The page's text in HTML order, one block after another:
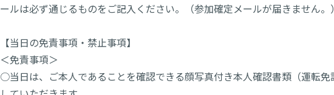
ールは必ず通じるものをご記入ください。（参加確定メールが届きません。）
【当日の免責事項・禁止事項】
＜免責事項＞
○当日は、ご本人であることを確認できる顔写真付き本人確認書類（運転